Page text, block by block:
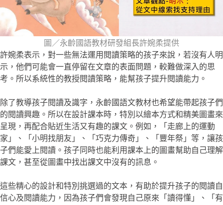
圖／永齡國語教材研發組長許婉柔提供
許婉柔表示，對一些無法運用閱讀策略的孩子來說，若沒有人明
示，他們可能會一直停留在文章的表面問題，較難做深入的思
考。所以系統性的教授閱讀策略，能幫孩子提升閱讀能力。
除了教導孩子閱讀及識字，永齡國語文教材也希望能帶起孩子們
的閱讀興趣。所以在設計課本時，特別以繪本方式和精美圖畫來
呈現，再配合貼近生活又有趣的課文。例如，「走廊上的運動
家」、「小明找朋友」、「巧克力傳奇」、「豐年祭」等，讓孩
子們能愛上閱讀。孩子同時也能利用課本上的圖畫幫助自己理解
課文，甚至從圖畫中找出課文中沒有的訊息。
這些精心的設計和特別挑選過的文本，有助於提升孩子的閱讀自
信心及閱讀能力，因為孩子們會發現自己原來「讀得懂」、「有